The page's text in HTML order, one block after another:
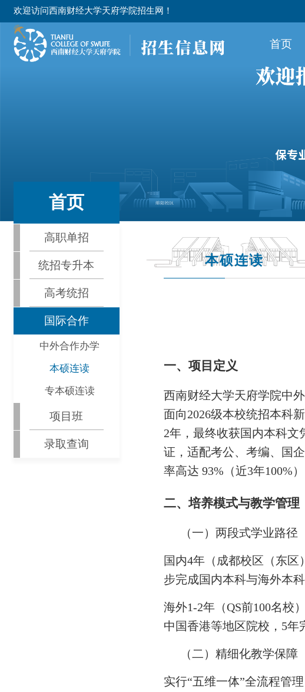
欢迎访问西南财经大学天府学院招生网！
首页
首页
高职单招
统招专升本
高考统招
国际合作
中外合作办学
本硕连读
专本硕连读
项目班
录取查询
本硕连读
一、项目定义
西南财经大学天府学院中
面向2026级本校统招本科
2年，最终收获国内本科文
证，适配考公、考编、国
率高达 93%（近3年100%）
二、培养模式与教学管理
（一）两段式学业路径
国内4年（成都校区（东
步完成国内本科与海外本
海外1-2年（QS前100名校
中国香港等地区院校，5年
（二）精细化教学保障
实行“五维一体”全流程管